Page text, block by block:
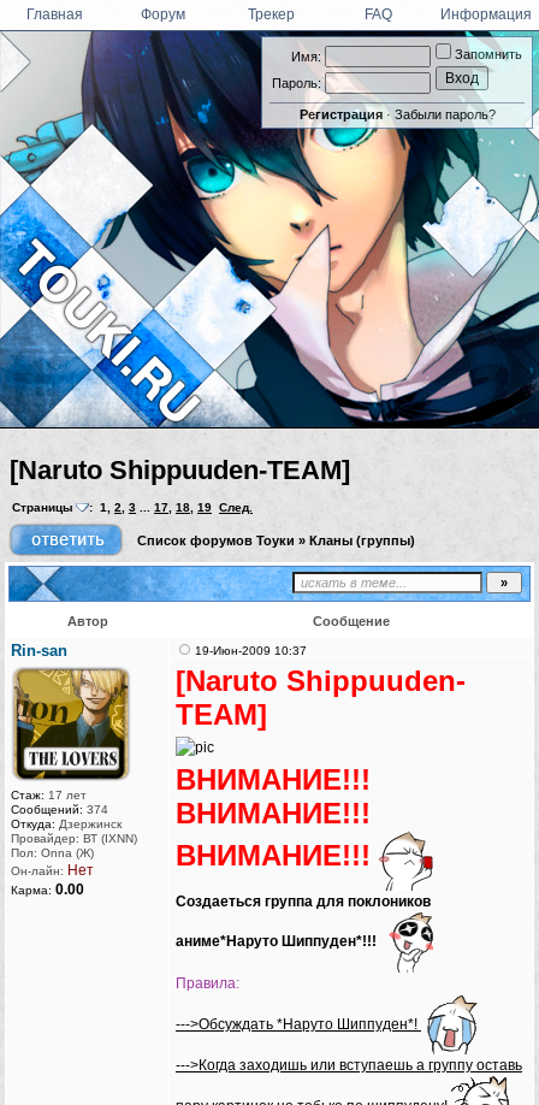
Имя:
Пароль:
Запомнить
Регистрация· Забыли пароль?
Главная Форум Трекер FAQ Информация
[Naruto Shippuuden-TEAM]
Страницы : 1, 2, 3 ... 17, 18, 19 След.
Список форумов Тоуки » Кланы (группы)
Автор Сообщение
Rin-san
Стаж: 17 лет
Сообщений: 374
Откуда: Дзержинск
Провайдер: ВТ (IXNN)
Пол: Onna (Ж)
Он-лайн: Нет
Карма: 0.00
19-Июн-2009 10:37
[Naruto Shippuuden-
TEAM]
ВНИМАНИЕ!!!
ВНИМАНИЕ!!!
ВНИМАНИЕ!!!
Создаеться группа для поклоников
аниме*Наруто Шиппуден*!!!
Правила:
--->Обсуждать *Наруто Шиппуден*!
--->Когда заходишь или вступаешь а группу оставь